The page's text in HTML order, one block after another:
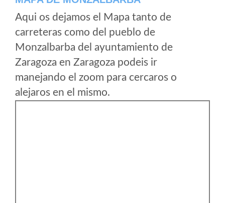
Aqui os dejamos el Mapa tanto de
carreteras como del pueblo de
Monzalbarba del ayuntamiento de
Zaragoza en Zaragoza podeis ir
manejando el zoom para cercaros o
alejaros en el mismo.